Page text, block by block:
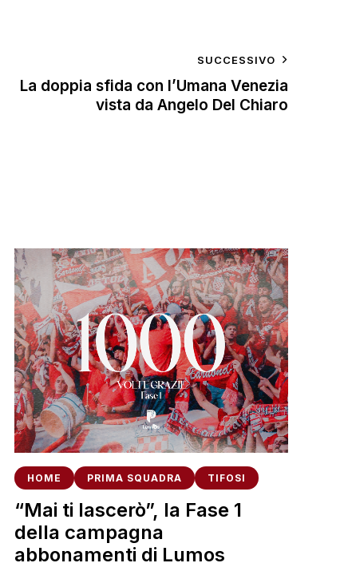
SUCCESSIVO
La doppia sfida con l’Umana Venezia
vista da Angelo Del Chiaro
HOME PRIMA SQUADRA TIFOSI
“Mai ti lascerò”, la Fase 1
della campagna
abbonamenti di Lumos